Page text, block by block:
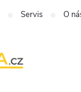
Servis O